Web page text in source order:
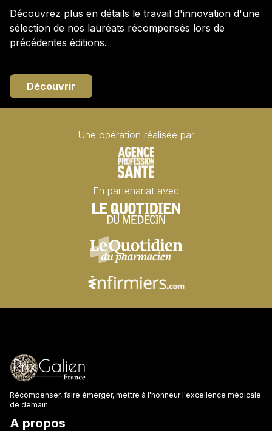
Découvrez plus en détails le travail d'innovation d'une
sélection de nos lauréats récompensés lors de
précédentes éditions.
Découvrir
Une opération réalisée par
En partenariat avec
Récompenser, faire émerger, mettre à l'honneur l'excellence médicale
de demain
A propos